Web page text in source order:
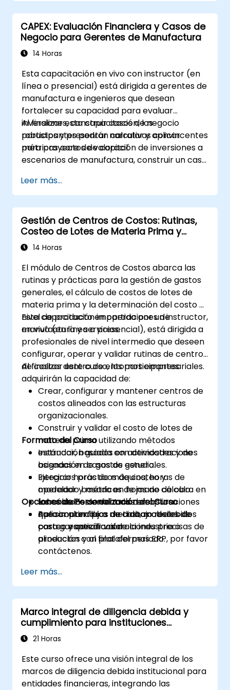
CAPEX: Evaluación Financiera y Casos de
Negocio para Gerentes de Manufactura
14 Horas
Esta capacitación en vivo con instructor (en
línea o presencial) está dirigida a gerentes de
manufactura e ingenieros que desean
fortalecer su capacidad para evaluar
inversiones, construir casos de negocio
robustos y presentar narrativas convincentes
para proyectos de capital.
Al finalizar esta capacitación, los
participantes podrán calcular y aplicar
métricas core de valoración de inversiones a
escenarios de manufactura, construir un caso
proyecciones de flujos de caja y análisis de
sensibilidad, utilizar plantillas y Tarjetas CAPEX
para agilizar el proceso de aprobación, y
preparar narrativas claras a nivel ejecutivo
para justificar solicitudes de inversión de
capital.
Leer más...
Gestión de Centros de Costos: Rutinas,
Costeo de Lotes de Materia Prima y
Costeo de Productos
14 Horas
El módulo de Centros de Costos abarca las
rutinas y prácticas para la gestión de gastos
generales, el cálculo de costos de lotes de
materia prima y la determinación del costo a
nivel de producto en operaciones de
manufactura y servicios.
Esta capacitación impartida por un instructor,
en vivo (en línea o presencial), está dirigida a
profesionales de nivel intermedio que deseen
configurar, operar y validar rutinas de centros
de costos dentro de entornos empresariales.
Al finalizar este curso, los participantes
adquirirán la capacidad de:
Crear, configurar y mantener centros de
costos alineados con las estructuras
organizacionales.
Construir y validar el costo de lotes de
materia prima utilizando métodos
estándar, basados en actividades y de
asignación de gastos generales.
Integrar horas de máquina, horas de
operador y métricas de mano de obra en
los cálculos de centros de costos.
Aplicar principios de costos absorbidos
para garantizar valoraciones precisas de
productos y al final del período.
Formato del Curso
Instrucción guiada con demostraciones
basadas en casos de estudio.
Ejercicios prácticos de costeo y
modelado basado en hojas de cálculo.
Laboratorios enfocados en aplicaciones
que simulan flujos de trabajo reales de
costeo y conciliación.
Opciones de Personalización del Curso
Para contenido a medida, modelos de
costeo específicos de la industria o
alineación con plataformas ERP, por favor
contáctenos.
Leer más...
Marco integral de diligencia debida y
cumplimiento para instituciones
financieras
21 Horas
Este curso ofrece una visión integral de los
marcos de diligencia debida institucional para
entidades financieras, integrando las